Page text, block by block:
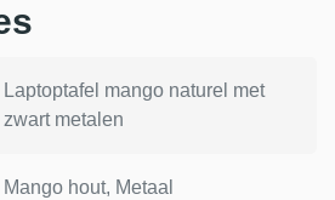
Laptoptafel mango naturel met
zwart metalen
Mango hout, Metaal